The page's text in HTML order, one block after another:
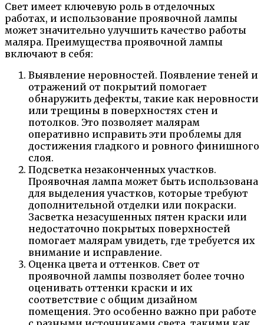
Свет имеет ключевую роль в отделочных
работах, и использование проявочной лампы
может значительно улучшить качество работы
маляра. Преимущества проявочной лампы
включают в себя:
Выявление неровностей. Появление теней и
отражений от покрытий помогает
обнаружить дефекты, такие как неровности
или трещины в поверхностях стен и
потолков. Это позволяет малярам
оперативно исправить эти проблемы для
достижения гладкого и ровного финишного
слоя.
Подсветка незаконченных участков.
Проявочная лампа может быть использована
для выделения участков, которые требуют
дополнительной отделки или покраски.
Засветка незасушенных пятен краски или
недостаточно покрытых поверхностей
помогает малярам увидеть, где требуется их
внимание и исправление.
Оценка цвета и оттенков. Свет от
проявочной лампы позволяет более точно
оценивать оттенки краски и их
соответствие с общим дизайном
помещения. Это особенно важно при работе